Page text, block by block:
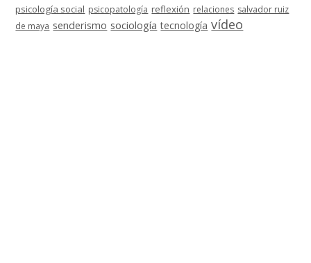
psicología social psicopatología reflexión relaciones salvador ruiz
de maya senderismo sociología tecnología vídeo